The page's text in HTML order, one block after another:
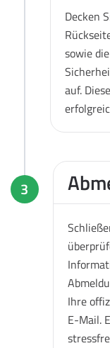
Decken
sowie
auf.
3
Ihre
E-Mail.